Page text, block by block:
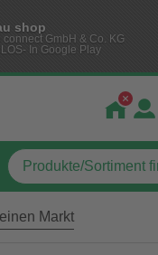
shop
connect GmbH & Co. KG
In Google Play
Markt